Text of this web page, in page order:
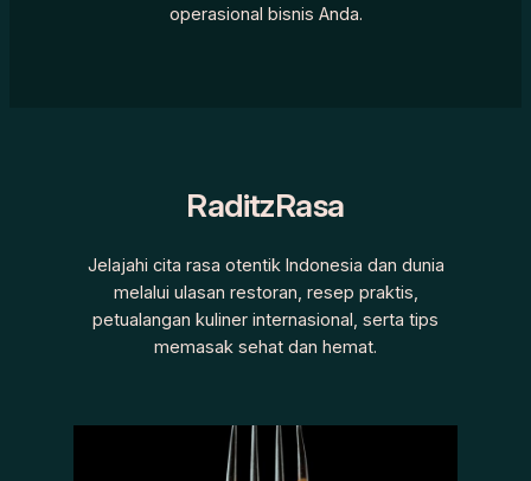
operasional bisnis Anda.
RaditzRasa
Jelajahi cita rasa otentik Indonesia dan dunia
melalui ulasan restoran, resep praktis,
petualangan kuliner internasional, serta tips
memasak sehat dan hemat.